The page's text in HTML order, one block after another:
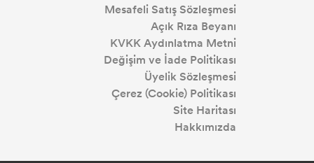
Mesafeli Satış Sözleşmesi
Açık Rıza Beyanı
KVKK Aydınlatma Metni
Değişim ve İade Politikası
Üyelik Sözleşmesi
Çerez (Cookie) Politikası
Site Haritası
Hakkımızda